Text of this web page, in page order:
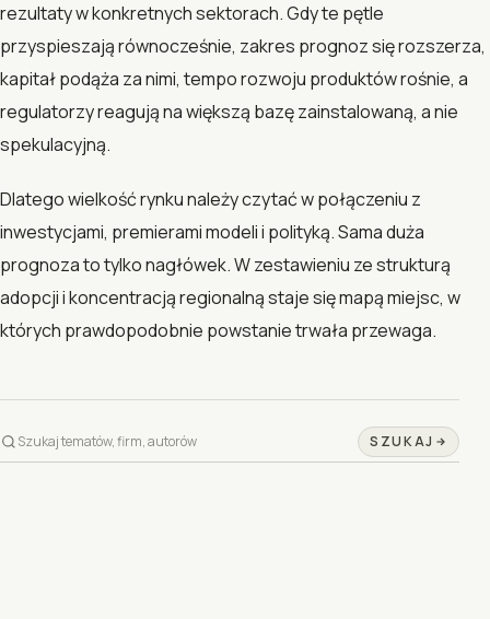
rezultaty w konkretnych sektorach. Gdy te pętle
przyspieszają równocześnie, zakres prognoz się rozszerza,
kapitał podąża za nimi, tempo rozwoju produktów rośnie, a
regulatorzy reagują na większą bazę zainstalowaną, a nie
spekulacyjną.
Dlatego wielkość rynku należy czytać w połączeniu z
inwestycjami, premierami modeli i polityką. Sama duża
prognoza to tylko nagłówek. W zestawieniu ze strukturą
adopcji i koncentracją regionalną staje się mapą miejsc, w
których prawdopodobnie powstanie trwała przewaga.
SZUKAJ